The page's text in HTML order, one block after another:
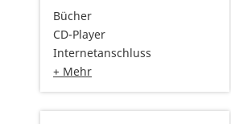
Bücher
CD-Player
Internetanschluss
+ Mehr